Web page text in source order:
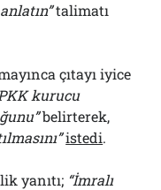
talimatı
çıtayı iyice
kurucu
belirterek,
istedi.
yanıtı; “İmralı